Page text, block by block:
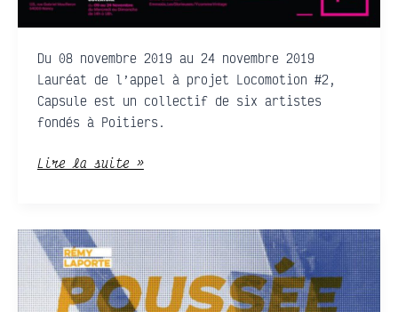
Du 08 novembre 2019 au 24 novembre 2019
Lauréat de l’appel à projet Locomotion #2,
Capsule est un collectif de six artistes
fondés à Poitiers.
Lire la suite »
Rémy
Laporte
·
Poussée